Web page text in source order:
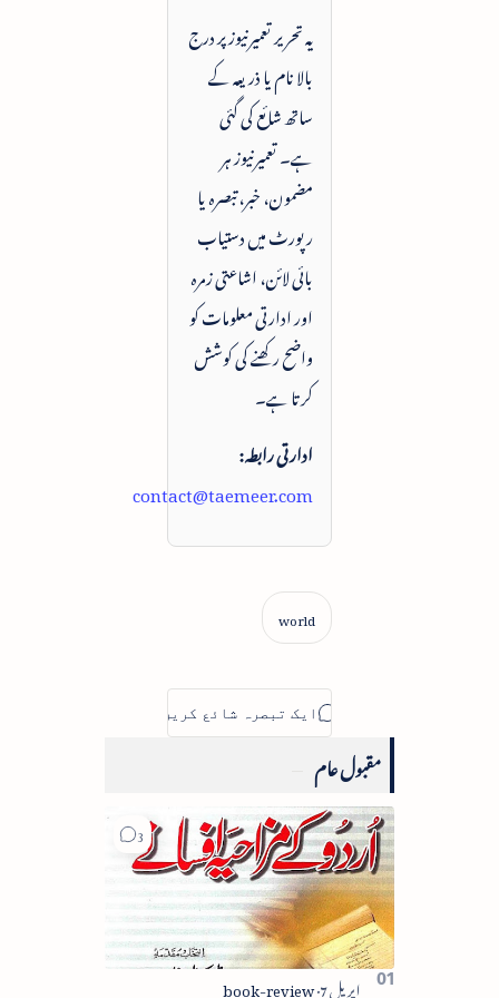
یہ تحریر تعمیرنیوز پر درج
بالا نام یا ذریعہ کے
ساتھ شائع کی گئی
ہے۔ تعمیرنیوز ہر
مضمون، خبر، تبصرہ یا
رپورٹ میں دستیاب
بائی لائن، اشاعتی زمرہ
اور ادارتی معلومات کو
واضح رکھنے کی کوشش
کرتا ہے۔
ادارتی رابطہ:
contact@taemeer.com
مقبول عام